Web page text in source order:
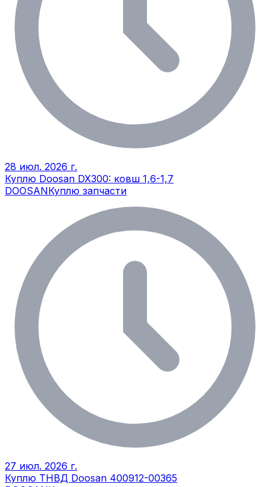
28 июл. 2026 г.
Куплю Doosan DX300: ковш 1,6-1,7
DOOSANКуплю запчасти
27 июл. 2026 г.
Куплю ТНВД Doosan 400912-00365